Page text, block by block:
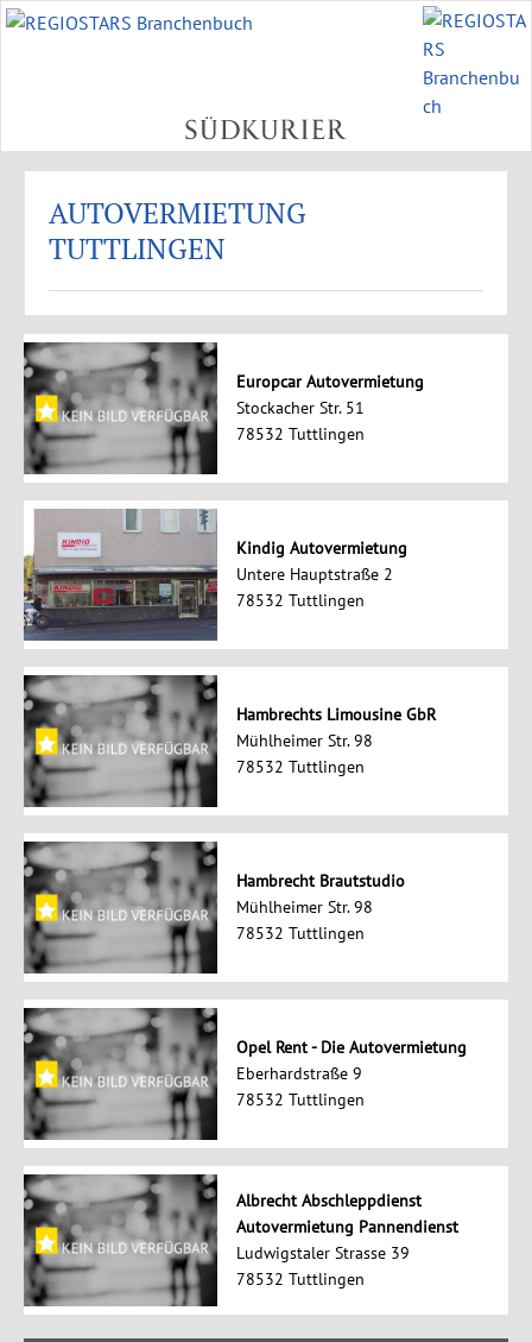
AUTOVERMIETUNG
TUTTLINGEN
Europcar Autovermietung
Stockacher Str. 51
78532 Tuttlingen
Kindig Autovermietung
Untere Hauptstraße 2
78532 Tuttlingen
Hambrechts Limousine GbR
Mühlheimer Str. 98
78532 Tuttlingen
Hambrecht Brautstudio
Mühlheimer Str. 98
78532 Tuttlingen
Opel Rent - Die Autovermietung
Eberhardstraße 9
78532 Tuttlingen
Albrecht Abschleppdienst
Autovermietung Pannendienst
Ludwigstaler Strasse 39
78532 Tuttlingen